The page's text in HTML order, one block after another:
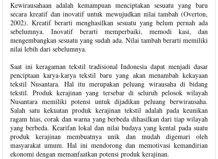
Kewirausahaan adalah kemampuan menciptakan sesuatu yang baru
secara kreatif dan inovatif untuk mewujudkan nilai tambah (Overton,
2002). Kreatif berarti menghasilkan sesuatu yang belum pernah ada
sebelumnya. Inovatif berarti memperbaiki, memodi kasi, dan
mengembangkan sesuatu yang sudah ada. Nilai tambah berarti memiliki
nilai lebih dari sebelumnya.
Saat ini keragaman tekstil tradisional Indonesia dapat menjadi dasar
penciptaan karya-karya tekstil baru yang akan menambah kekayaan
tekstil Nusantara. Hal itu merupakan peluang wirausaha di bidang
tekstil. Produk kerajinan yang tersebar di seluruh pelosok wilayah
Nusantara memiliki potensi untuk dijadikan peluang berwirausaha.
Salah satu kekuatan produk kerajinan tekstil adalah pada keunikan
ragam hias, corak dan warna yang berbeda dihasilkan dari tiap wilayah
yang berbeda. Kearifan lokal dan nilai budaya yang kental pada suatu
produk kerajinan membuatnya unik dan mudah digemari oleh
masyarakat umum. Hal ini mendorong dan memotivasi kemandirian
ekonomi dengan memanfaatkan potensi produk kerajinan.